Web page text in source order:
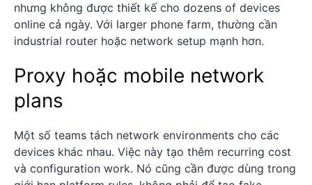
nhưng không được thiết kế cho dozens of devices
online cả ngày. Với larger phone farm, thường cần
industrial router hoặc network setup mạnh hơn.
Proxy hoặc mobile network
plans
Một số teams tách network environments cho các
devices khác nhau. Việc này tạo thêm recurring cost
và configuration work. Nó cũng cần được dùng trong